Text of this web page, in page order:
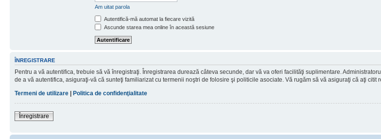
Am uitat parola
Autentifică-mă automat la fiecare vizită
Ascunde starea mea online în această sesiune
ÎNREGISTRARE
Pentru a vă autentifica, trebuie să vă înregistraţi. Înregistrarea durează câteva secunde, dar vă va oferi facilităţi suplimentare.
de a vă autentifica, asiguraţi-vă că sunteţi familiarizat cu termenii noştri de folosire şi politicile asociate. Vă rugăm să vă asiguraţi că aţi citit
Termeni de utilizare | Politica de confidenţialitate
Înregistrare